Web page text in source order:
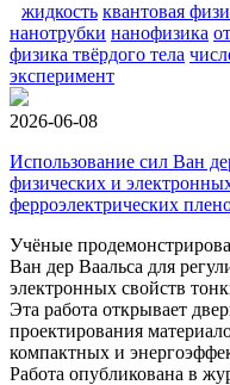
жидкость квантовая
нанотрубки нанофизика
физика твёрдого тела
эксперимент
2026-06-08
Использование сил Ван
физических и
ферроэлектрических
Учёные
Ван дер Ваальса для
электронных свойств
Эта работа открывает
проектирования
компактных и
Работа опубликована в